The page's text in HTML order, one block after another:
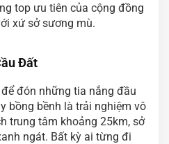
top ưu tiên của cộng đồng
xứ sở sương mù.
Đất
đón những tia nắng đầu
bồng bềnh là trải nghiệm vô
trung tâm khoảng 25km, sở
ngát. Bất kỳ ai từng đi